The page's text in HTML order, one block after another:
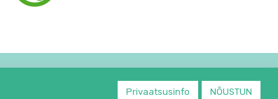
Privaatsusinfo NÕUSTUN
4.95€24,74 €/kg
Lisa korvi